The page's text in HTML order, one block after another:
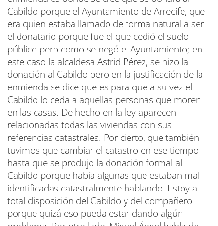
Cabildo porque el Ayuntamiento de Arrecife, que
era quien estaba llamado de forma natural a ser
el donatario porque fue el que cedió el suelo
público pero como se negó el Ayuntamiento; en
este caso la alcaldesa Astrid Pérez, se hizo la
donación al Cabildo pero en la justificación de la
enmienda se dice que es para que a su vez el
Cabildo lo ceda a aquellas personas que moren
en las casas. De hecho en la ley aparecen
relacionadas todas las viviendas con sus
referencias catastrales. Por cierto, que también
tuvimos que cambiar el catastro en ese tiempo
hasta que se produjo la donación formal al
Cabildo porque había algunas que estaban mal
identificadas catastralmente hablando. Estoy a
total disposición del Cabildo y del compañero
porque quizá eso pueda estar dando algún